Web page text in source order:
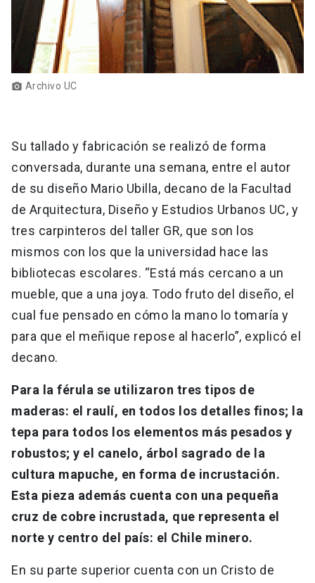
photo_camera Archivo UC
Su tallado y fabricación se realizó de forma
conversada, durante una semana, entre el autor
de su diseño Mario Ubilla, decano de la Facultad
de Arquitectura, Diseño y Estudios Urbanos UC, y
tres carpinteros del taller GR, que son los
mismos con los que la universidad hace las
bibliotecas escolares. “Está más cercano a un
mueble, que a una joya. Todo fruto del diseño, el
cual fue pensado en cómo la mano lo tomaría y
para que el meñique repose al hacerlo”, explicó el
decano.
Para la férula se utilizaron tres tipos de
maderas: el raulí, en todos los detalles finos; la
tepa para todos los elementos más pesados y
robustos; y el canelo, árbol sagrado de la
cultura mapuche, en forma de incrustación.
Esta pieza además cuenta con una pequeña
cruz de cobre incrustada, que representa el
norte y centro del país: el Chile minero.
En su parte superior cuenta con un Cristo de